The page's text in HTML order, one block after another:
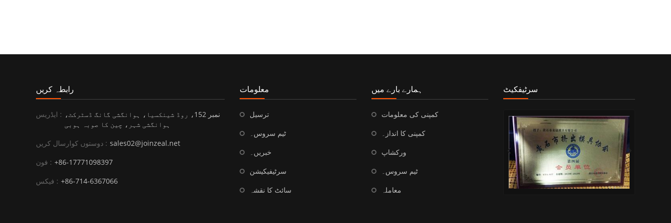
رابطہ کریں
ایڈریس : نمبر 152، روڈ شینکسیا، ہوانگشی گانگ ڈسٹرکٹ،
ہوانگشی شہر، چین کا صوبہ ہوبی
دوستوں کوارسال کریں : sales02@joinzeal.net
فون : +86-17771098397
فیکس : +86-714-6367066
معلومات
ترسیل
ٹیم سروس۔
خبریں۔
سرٹیفیکیشن
سائٹ کا نقشہ
ہمارے بارے میں
کمپنی کی معلومات
کمپنی کا انداز۔
ورکشاپ
ٹیم سروس۔
معاملہ
سرٹیفکیٹ